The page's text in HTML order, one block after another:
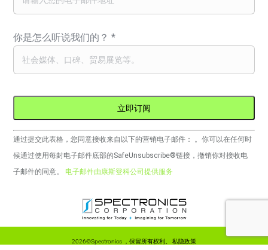
你是怎么听说我们的？*
Constant
Contact
的
将
此
通过提交此表格，您同意接收来自以下的营销电子邮件： 。你可以在任何时
候通过使用每封电子邮件底部的SafeUnsubscribe®链接，撤销你对接收电
子邮件的同意。 电子邮件由康斯登科公司提供服务
2026©Spectronics ，保留所有权利。 私隐政策